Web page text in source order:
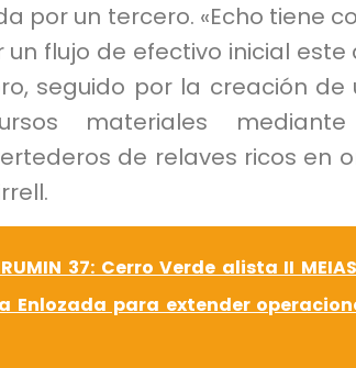
por un tercero. «Echo tiene
flujo de efectivo inicial este
seguido por la creación de
materiales
de relaves ricos en
37: Cerro Verde alista II
Enlozada para extender